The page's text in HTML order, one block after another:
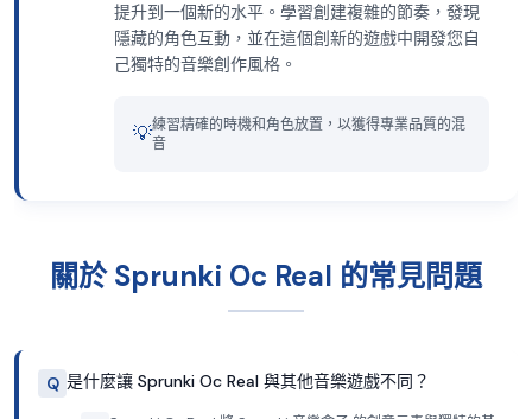
提升到一個新的水平。學習創建複雜的節奏，發現
隱藏的角色互動，並在這個創新的遊戲中開發您自
己獨特的音樂創作風格。
💡練習精確的時機和角色放置，以獲得專業品質的混
音
關於 Sprunki Oc Real 的常見問題
Q 是什麼讓 Sprunki Oc Real 與其他音樂遊戲不同？